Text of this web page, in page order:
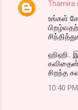
Thamira
உங்கள்
ஹிஹி..
சிறந்த
10:40 PM